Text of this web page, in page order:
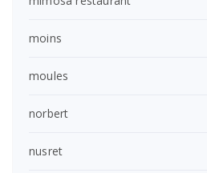
moins
moules
norbert
nusret